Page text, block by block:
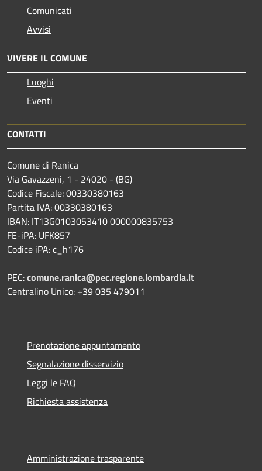
Comunicati
Avvisi
VIVERE IL COMUNE
Luoghi
Eventi
CONTATTI
Comune di Ranica
Via Gavazzeni, 1 - 24020 - (BG)
Codice Fiscale: 00330380163
Partita IVA: 00330380163
IBAN: IT13G0103053410 000000835753
FE-iPA: UFK857
Codice iPA: c_h176
PEC:comune.ranica@pec.regione.lombardia.it
Centralino Unico: +39 035 479011
Prenotazione appuntamento
Segnalazione disservizio
Leggi le FAQ
Richiesta assistenza
Amministrazione trasparente